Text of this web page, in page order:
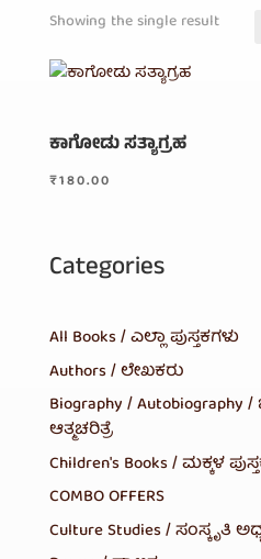
Categories
All Books / ಎಲ್ಲಾ ಪುಸ್ತಕಗಳು
Authors / ಲೇಖಕರು
Biography / Autobiography
ಆತ್ಮಚರಿತ್ರೆ
Children's Books / ಮಕ್ಕಳ
COMBO OFFERS
Culture Studies / ಸಂಸ್ಕೃತಿ
Showing the single result
ಕಾಗೋಡು ಸತ್ಯಾಗ್ರಹ
₹180.00